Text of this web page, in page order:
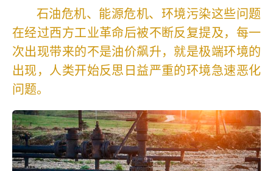
石油危机、能源危机、环境污染这些问题
在经过西方工业革命后被不断反复提及，每一
次出现带来的不是油价飙升，就是极端环境的
出现，人类开始反思日益严重的环境急速恶化
问题。